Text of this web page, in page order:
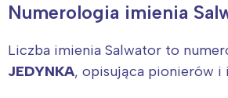
Numerologia imienia
Liczba imienia Salwator to
JEDYNKA, opisująca pionierów i